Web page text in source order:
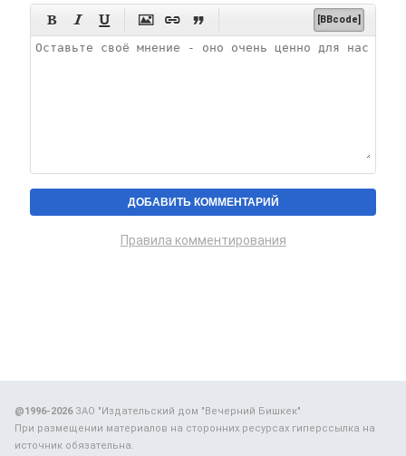
      [BBcode]
Правила комментирования
@1996-2026ЗАО "Издательский дом "Вечерний Бишкек"
При размещении материалов на сторонних ресурсах гиперссылка на
источник обязательна.